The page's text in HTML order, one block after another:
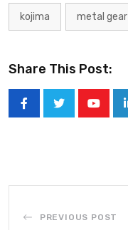
kojima metal gear
Share This Post:
PREVIOUS POST